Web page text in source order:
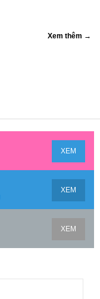
Xem thêm →
XEM
XEM
XEM